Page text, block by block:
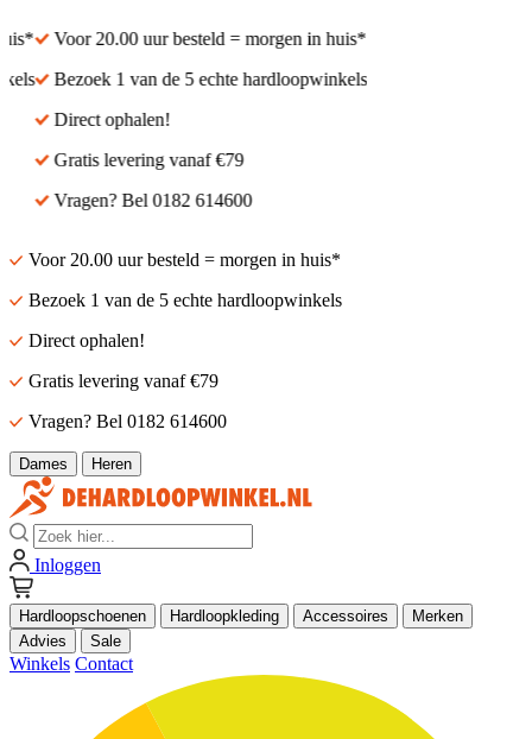
Voor 20.00 uur besteld = morgen in huis*
Bezoek 1 van de 5 echte hardloopwinkels
Direct ophalen!
Gratis levering vanaf €79
Vragen? Bel 0182 614600
Voor 20.00 uur besteld = morgen in huis*
Bezoek 1 van de 5 echte hardloopwinkels
Direct ophalen!
Gratis levering vanaf €79
Vragen? Bel 0182 614600
Dames Heren
Zoek
Inloggen
Hardloopschoenen Hardloopkleding Accessoires
Merken
Advies
Sale
Winkels Contact